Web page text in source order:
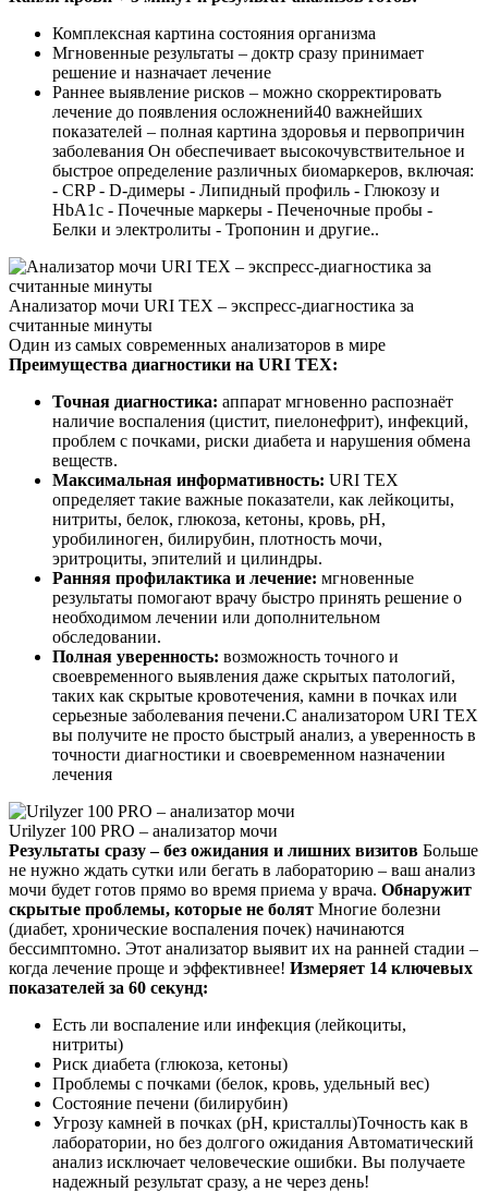
Комплексная картина состояния организма
Мгновенные результаты – доктр сразу принимает
решение и назначает лечение
Раннее выявление рисков – можно скорректировать
лечение до появления осложнений40 важнейших
показателей – полная картина здоровья и первопричин
заболевания Он обеспечивает высокочувствительное и
быстрое определение различных биомаркеров, включая:
- CRP - D-димеры - Липидный профиль - Глюкозу и
HbA1c - Почечные маркеры - Печеночные пробы -
Белки и электролиты - Тропонин и другие..
Анализатор мочи URI TEX – экспресс-диагностика за
считанные минуты
Один из самых современных анализаторов в мире
Преимущества диагностики на URI TEX:
Точная диагностика: аппарат мгновенно распознаёт
наличие воспаления (цистит, пиелонефрит), инфекций,
проблем с почками, риски диабета и нарушения обмена
веществ.
Максимальная информативность: URI TEX
определяет такие важные показатели, как лейкоциты,
нитриты, белок, глюкоза, кетоны, кровь, pH,
уробилиноген, билирубин, плотность мочи,
эритроциты, эпителий и цилиндры.
Ранняя профилактика и лечение: мгновенные
результаты помогают врачу быстро принять решение о
необходимом лечении или дополнительном
обследовании.
Полная уверенность: возможность точного и
своевременного выявления даже скрытых патологий,
таких как скрытые кровотечения, камни в почках или
серьезные заболевания печени.С анализатором URI TEX
вы получите не просто быстрый анализ, а уверенность в
точности диагностики и своевременном назначении
лечения
Urilyzer 100 PRO – анализатор мочи
Результаты сразу – без ожидания и лишних визитов Больше
не нужно ждать сутки или бегать в лабораторию – ваш анализ
мочи будет готов прямо во время приема у врача. Обнаружит
скрытые проблемы, которые не болят Многие болезни
(диабет, хронические воспаления почек) начинаются
бессимптомно. Этот анализатор выявит их на ранней стадии –
когда лечение проще и эффективнее! Измеряет 14 ключевых
показателей за 60 секунд:
Есть ли воспаление или инфекция (лейкоциты,
нитриты)
Риск диабета (глюкоза, кетоны)
Проблемы с почками (белок, кровь, удельный вес)
Состояние печени (билирубин)
Угрозу камней в почках (pH, кристаллы)Точность как в
лаборатории, но без долгого ожидания Автоматический
анализ исключает человеческие ошибки. Вы получаете
надежный результат сразу, а не через день!